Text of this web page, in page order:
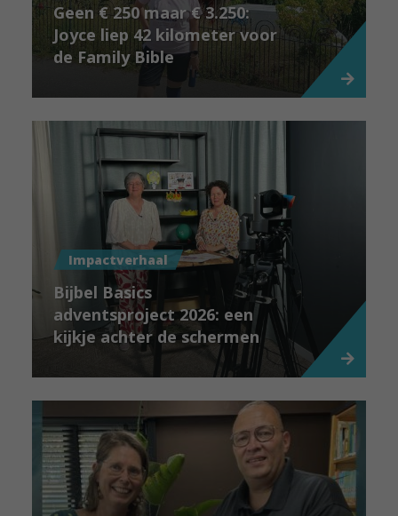
Geen € 250 maar € 3.250:
Joyce liep 42 kilometer voor
de Family Bible
Impactverhaal
Bijbel Basics
adventsproject 2026: een
kijkje achter de schermen